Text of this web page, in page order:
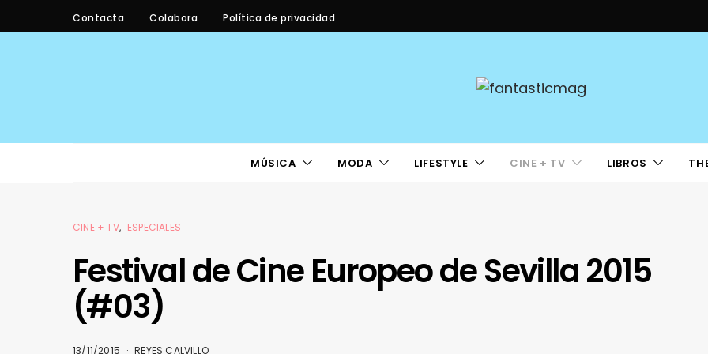
Contacta Colabora Política de privacidad
MÚSICA MODA LIFESTYLE CINE + TV LIBROS
CINE + TV ESPECIALES
Festival de Cine Europeo de Sevilla 2015
(#03)
13/11/2015 REYES CALVILLO